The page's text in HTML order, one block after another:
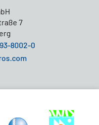
7
8002-0